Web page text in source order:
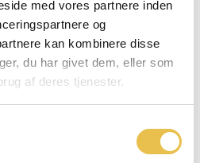
med vores partnere inden
og
kan kombinere disse
du har givet dem, eller som
af deres tjenester.